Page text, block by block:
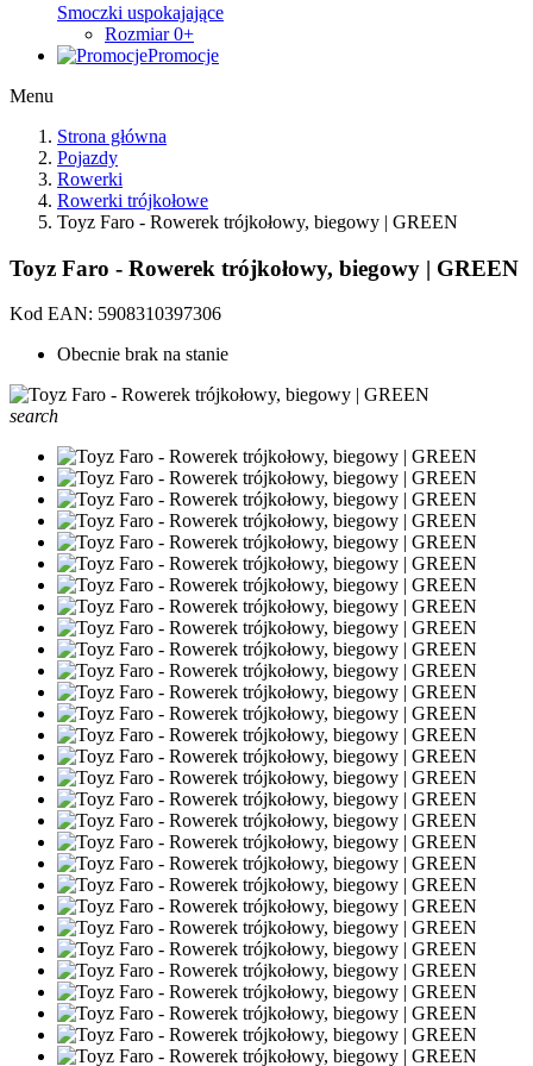
Smoczki uspokajające
Rozmiar 0+
Promocje
Menu
Strona główna
Pojazdy
Rowerki
Rowerki trójkołowe
Toyz Faro - Rowerek trójkołowy, biegowy | GREEN
Toyz Faro - Rowerek trójkołowy, biegowy | GREEN
Kod EAN: 5908310397306
Obecnie brak na stanie
search